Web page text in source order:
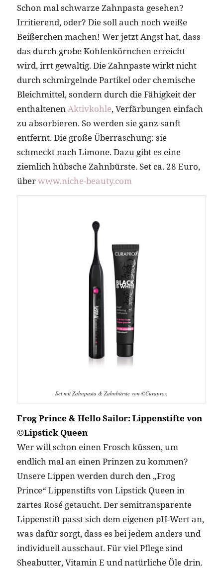
Schon mal schwarze Zahnpasta gesehen?
Irritierend, oder? Die soll auch noch weiße
Beißerchen machen! Wer jetzt Angst hat, dass
das durch grobe Kohlenkörnchen erreicht
wird, irrt gewaltig. Die Zahnpaste wirkt nicht
durch schmirgelnde Partikel oder chemische
Bleichmittel, sondern durch die Fähigkeit der
enthaltenenAktivkohle, Verfärbungen einfach
zu absorbieren. So werden sie ganz sanft
entfernt. Die große Überraschung: sie
schmeckt nach Limone. Dazu gibt es eine
ziemlich hübsche Zahnbürste. Set ca. 28 Euro,
überwww.niche-beauty.com
Set mit Zahnpasta & Zahnbürste von ©Curaprox
Frog Prince & Hello Sailor: Lippenstifte von
©Lipstick Queen
Wer will schon einen Frosch küssen, um
endlich mal an einen Prinzen zu kommen?
Unsere Lippen werden durch den „Frog
Prince“ Lippenstifts von Lipstick Queen in
zartes Rosé getaucht. Der semitransparente
Lippenstift passt sich dem eigenen pH-Wert an,
was dafür sorgt, dass es bei jedem anders und
individuell ausschaut. Für viel Pflege sind
Sheabutter, Vitamin E und natürliche Öle drin.